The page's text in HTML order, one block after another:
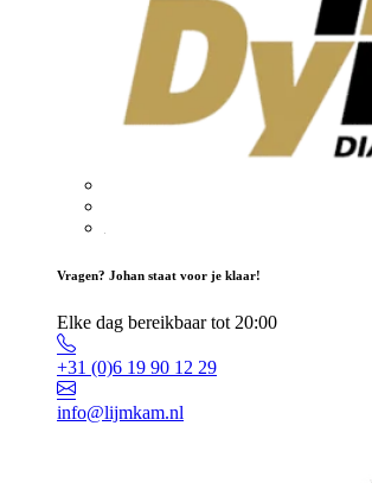
Vragen? Johan staat voor je klaar!
Elke dag bereikbaar tot 20:00
+31 (0)6 19 90 12 29
info@lijmkam.nl